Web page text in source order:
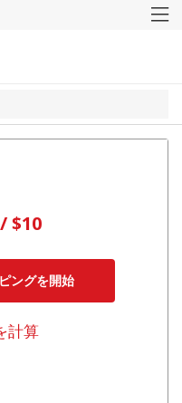
$10
ングを開始
計算